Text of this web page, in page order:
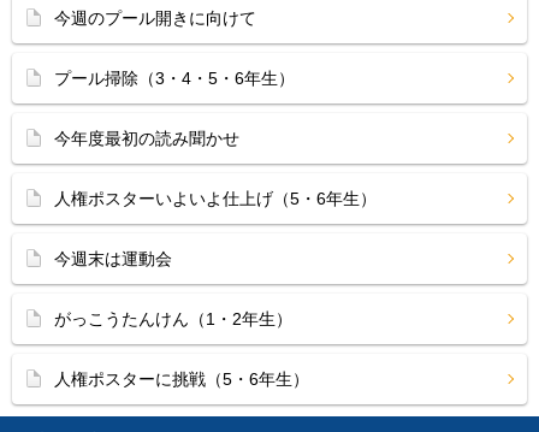
今週のプール開きに向けて
プール掃除（3・4・5・6年生）
今年度最初の読み聞かせ
人権ポスターいよいよ仕上げ（5・6年生）
今週末は運動会
がっこうたんけん（1・2年生）
人権ポスターに挑戦（5・6年生）